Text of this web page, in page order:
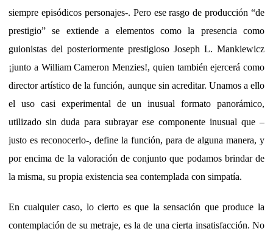
siempre episódicos personajes-. Pero ese rasgo de producción “de
prestigio” se extiende a elementos como la presencia como
guionistas del posteriormente prestigioso Joseph L. Mankiewicz
¡junto a William Cameron Menzies!, quien también ejercerá como
director artístico de la función, aunque sin acreditar. Unamos a ello
el uso casi experimental de un inusual formato panorámico,
utilizado sin duda para subrayar ese componente inusual que –
justo es reconocerlo-, define la función, para de alguna manera, y
por encima de la valoración de conjunto que podamos brindar de
la misma, su propia existencia sea contemplada con simpatía.
En cualquier caso, lo cierto es que la sensación que produce la
contemplación de su metraje, es la de una cierta insatisfacción. No